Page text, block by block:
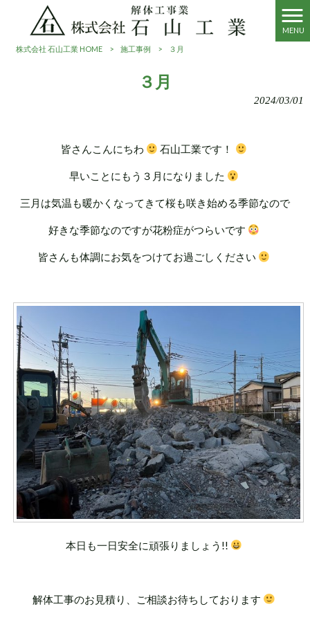
MENU
株式会社 石山工業 HOME > 施工事例 > ３月
３月
2024/03/01
皆さんこんにちわ 石山工業です！
早いことにもう３月になりました
三月は気温も暖かくなってきて桜も咲き始める季節なので
好きな季節なのですが花粉症がつらいです
皆さんも体調にお気をつけてお過ごしください
本日も一日安全に頑張りましょう!!
解体工事のお見積り、ご相談お待ちしております